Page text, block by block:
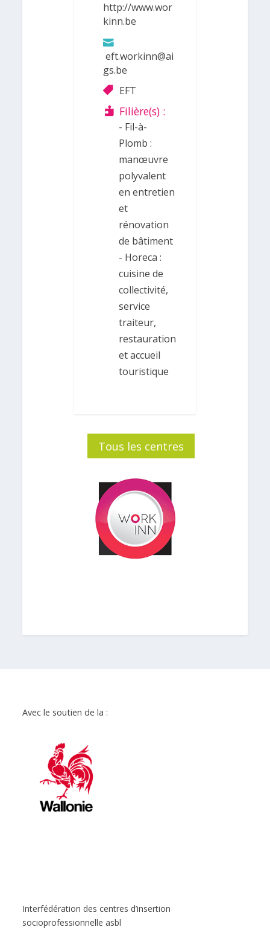
http://www.wor
kinn.be
eft.workinn@ai
gs.be
EFT
Filière(s) :
- Fil-à-
Plomb :
manœuvre
polyvalent
en entretien
et
rénovation
de bâtiment
- Horeca :
cuisine de
collectivité,
service
traiteur,
restauration
et accueil
touristique
Tous les centres
Avec le soutien de la :
Interfédération des centres d’insertion
socioprofessionnelle asbl